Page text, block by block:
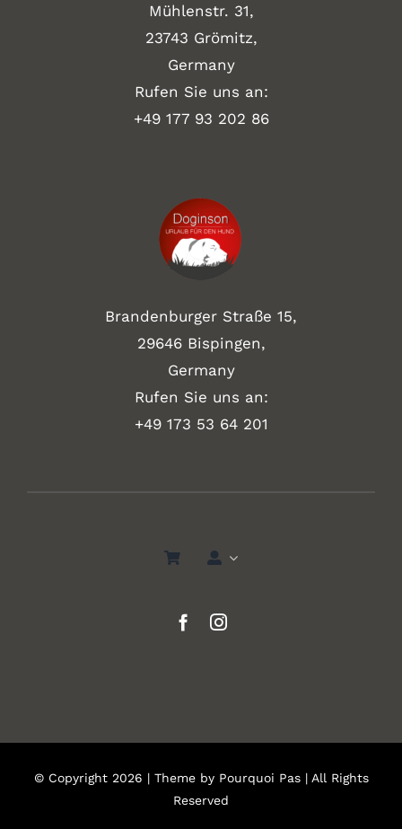
Mühlenstr. 31,
23743 Grömitz,
Germany
Rufen Sie uns an:
+49 177 93 202 86
Brandenburger Straße 15,
29646 Bispingen,
Germany
Rufen Sie uns an:
+49 173 53 64 201
© Copyright 2026 | Theme by Pourquoi Pas| All Rights
Reserved